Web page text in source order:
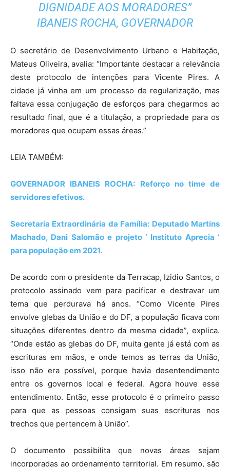
DIGNIDADE AOS MORADORES”
IBANEIS ROCHA, GOVERNADOR
O secretário de Desenvolvimento Urbano e Habitação,
Mateus Oliveira, avalia: “Importante destacar a relevância
deste protocolo de intenções para Vicente Pires. A
cidade já vinha em um processo de regularização, mas
faltava essa conjugação de esforços para chegarmos ao
resultado final, que é a titulação, a propriedade para os
moradores que ocupam essas áreas.”
LEIA TAMBÉM:
GOVERNADOR IBANEIS ROCHA: Reforço no time de
servidores efetivos.
Secretaria Extraordinária da Família: Deputado Martins
Machado, Dani Salomão e projeto ‘ Instituto Aprecia ‘
para população em 2021.
De acordo com o presidente da Terracap, Izidio Santos, o
protocolo assinado vem para pacificar e destravar um
tema que perdurava há anos. “Como Vicente Pires
envolve glebas da União e do DF, a população ficava com
situações diferentes dentro da mesma cidade”, explica.
“Onde estão as glebas do DF, muita gente já está com as
escrituras em mãos, e onde temos as terras da União,
isso não era possível, porque havia desentendimento
entre os governos local e federal. Agora houve esse
entendimento. Então, esse protocolo é o primeiro passo
para que as pessoas consigam suas escrituras nos
trechos que pertencem à União”.
O documento possibilita que novas áreas sejam
incorporadas ao ordenamento territorial. Em resumo, são